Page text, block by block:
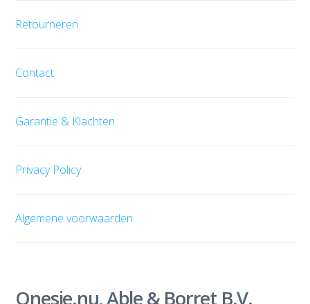
Retourneren
Contact
Garantie & Klachten
Privacy Policy
Algemene voorwaarden
Onesie.nu, Able & Borret B.V.